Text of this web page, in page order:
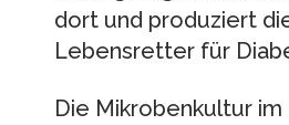
dort und produziert
Lebensretter für
Die Mikrobenkultur